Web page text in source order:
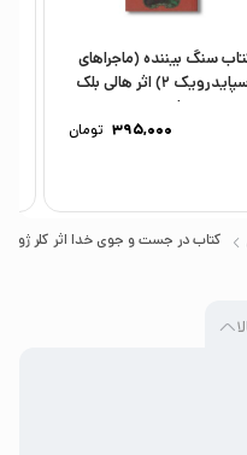
سنگ بیننده (ماجراهای
اسپایدرویک 2) اثر هالی بلک
و تونی دیترلیزی...
395,000 تومان
کتاب در جست و جوی خدا اثر کلر